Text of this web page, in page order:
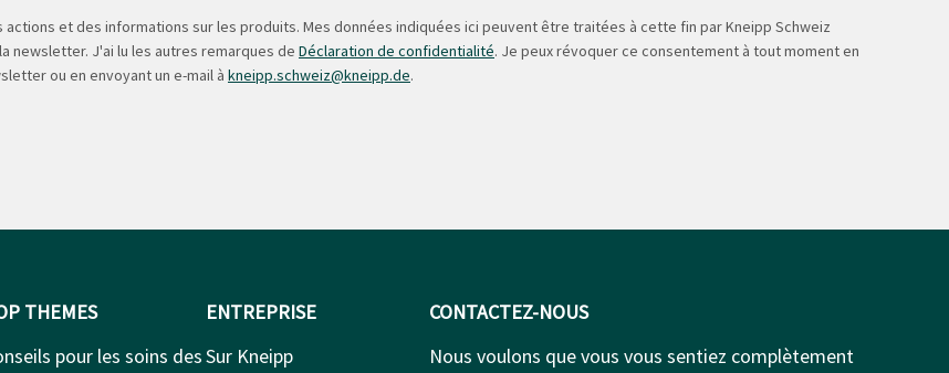
et des informations sur les produits. Mes données indiquées ici peuvent être traitées à cette fin par Kneipp Schweiz
newsletter. J'ai lu les autres remarques de Déclaration de confidentialité. Je peux révoquer ce consentement à tout moment en
ou en envoyant un e-mail à kneipp.schweiz@kneipp.de.
THEMES
pour les soins des
ENTREPRISE
Sur Kneipp
CONTACTEZ-NOUS
Nous voulons que vous vous sentiez complètement